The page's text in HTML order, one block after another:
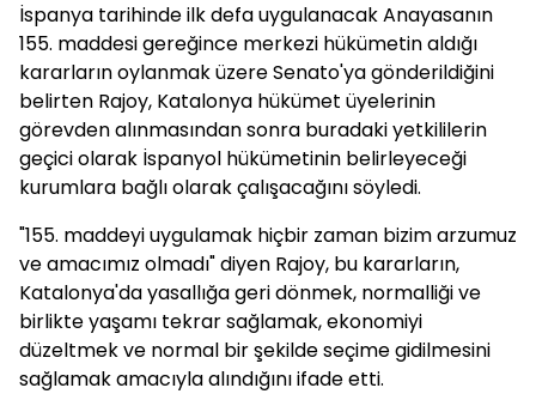
İspanya tarihinde ilk defa uygulanacak Anayasanın
155. maddesi gereğince merkezi hükümetin aldığı
kararların oylanmak üzere Senato'ya gönderildiğini
belirten Rajoy, Katalonya hükümet üyelerinin
görevden alınmasından sonra buradaki yetkililerin
geçici olarak İspanyol hükümetinin belirleyeceği
kurumlara bağlı olarak çalışacağını söyledi.
"155. maddeyi uygulamak hiçbir zaman bizim arzumuz
ve amacımız olmadı" diyen Rajoy, bu kararların,
Katalonya'da yasallığa geri dönmek, normalliği ve
birlikte yaşamı tekrar sağlamak, ekonomiyi
düzeltmek ve normal bir şekilde seçime gidilmesini
sağlamak amacıyla alındığını ifade etti.